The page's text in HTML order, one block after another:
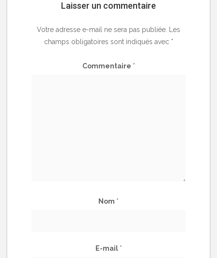
Laisser un commentaire
Votre adresse e-mail ne sera pas publiée. Les
champs obligatoires sont indiqués avec *
Commentaire *
Nom *
E-mail *